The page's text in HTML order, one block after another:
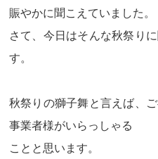
賑やかに聞こえていました。
さて、今日はそんな秋祭り
す。
秋祭りの獅子舞と言えば、
事業者様がいらっしゃる
ことと思います。